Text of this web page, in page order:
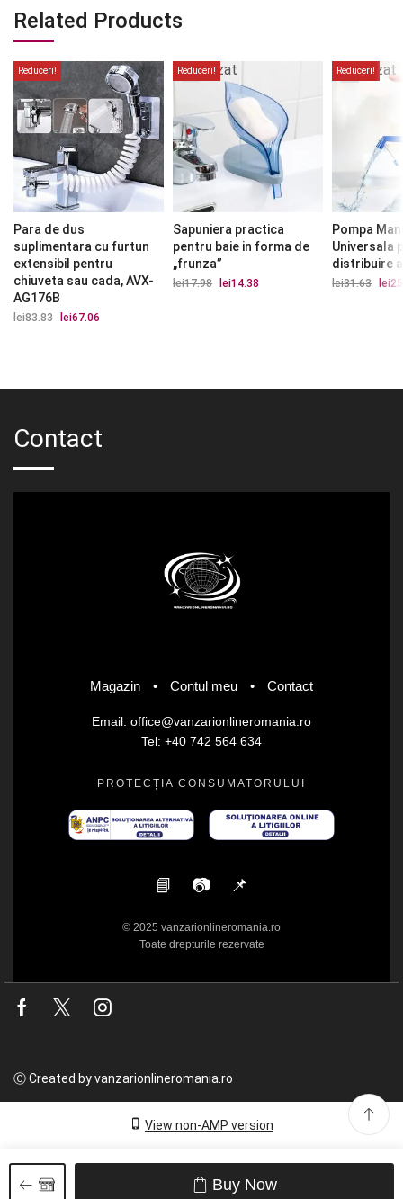
Related Products
Reduceri!
Para de dus
suplimentara cu furtun
extensibil pentru
chiuveta sau cada, AVX-
AG176B
lei83.83
Prețul
lei67.06
Reduceri!
epuizat
Sapuniera practica
pentru baie in forma de
„frunza”
lei17.98
Prețul
lei14.38
Reduceri!
epuizat
Pompa
Universala
distribuire
lei31.63 lei
Contact
Magazin • Contul meu • Contact
Email: office@vanzarionlineromania.ro
Tel: +40 742 564 634
PROTECȚIA CONSUMATORULUI
📘 📷 📌
© 2025 vanzarionlineromania.ro
Toate drepturile rezervate
Facebook
Twitter
Ⓒ Created by vanzarionlineromania.ro
View non-AMP version
Buy Now